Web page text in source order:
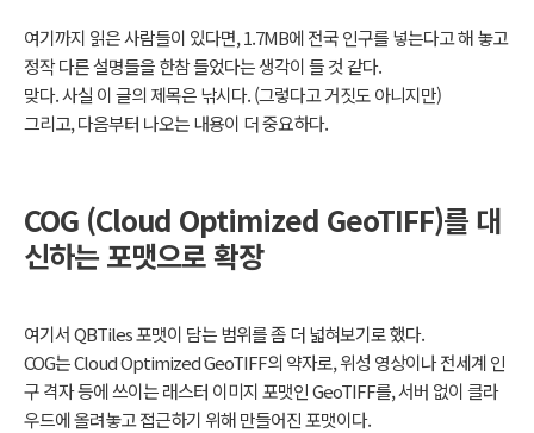
여기까지 읽은 사람들이 있다면, 1.7MB에 전국 인구를 넣는다고 해 놓고
정작 다른 설명들을 한참 들었다는 생각이 들 것 같다.
맞다. 사실 이 글의 제목은 낚시다. (그렇다고 거짓도 아니지만)
그리고, 다음부터 나오는 내용이 더 중요하다.
COG (Cloud Optimized GeoTIFF)를 대
신하는 포맷으로 확장
여기서 QBTiles 포맷이 담는 범위를좀 더넓혀보기로 했다.
COG는 Cloud Optimized GeoTIFF의 약자로, 위성 영상이나 전세계 인
구 격자 등에 쓰이는 래스터 이미지 포맷인 GeoTIFF를, 서버 없이 클라
우드에 올려놓고 접근하기 위해 만들어진 포맷이다.